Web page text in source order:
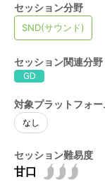
開催概要
開催概要トップ
アクセス
講演者公募のご案
運営委員会 アラ
運営委員会インタ
過去のCEDEC一
過去一覧
CEDECガイド
CEDECについて
受講パス購入ガイ
受講ガイド
イベント
PERACON
CEDEC
部門別 優秀賞
最優秀賞・特別賞
Developers' Night
セッション
タイムテーブル
セッション一覧
セッション分野定
フロアマップ
フロアマップ
スポンサー展示
受講登録
受講登録
協賛・スポンサ
セッション分野
SND(サウンド)
セッション関連分野
GD
対象プラットフォー
なし
セッション難易度